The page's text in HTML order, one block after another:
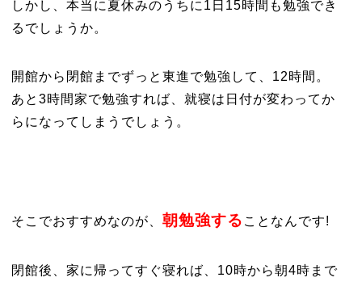
しかし、本当に夏休みのうちに1日15時間も勉強でき
るでしょうか。
開館から閉館までずっと東進で勉強して、12時間。
あと3時間家で勉強すれば、就寝は日付が変わってか
らになってしまうでしょう。
そこでおすすめなのが、 朝勉強する ことなんです!
閉館後、家に帰ってすぐ寝れば、10時から朝4時まで